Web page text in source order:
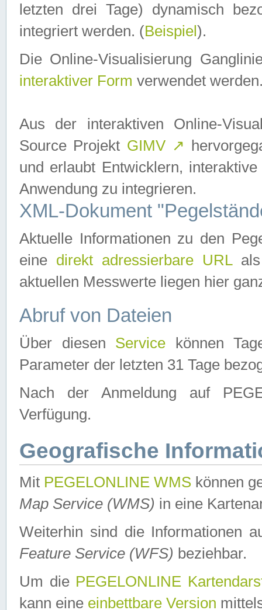
letzten drei Tage) dynamisch
integriert werden. (Beispiel ).
Die Online-Visualisierung
interaktiver Form verwendet
Aus der interaktiven Online-
Source Projekt GIMV ↗
und erlaubt Entwicklern,
Anwendung zu integrieren.
XML-Dokument
Aktuelle Informationen zu den
eine direkt adressierbare URLals
aktuellen Messwerte liegen hier
Abruf von Dateien
Über diesen Service können
Parameter der letzten 31 Tage
Nach der Anmeldung auf
Verfügung.
Geografische
Mit PEGELONLINE WMS können
Map Service (WMS) in eine
Weiterhin sind die Informationen
Feature Service (WFS) beziehbar.
Um die PEGELONLINE
kann eine einbettbare Version